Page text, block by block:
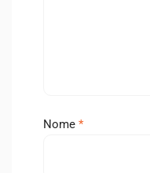
Nome *